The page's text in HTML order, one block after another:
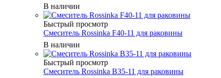
В наличии
Быстрый просмотр
Смеситель Rossinka F40-11 для раковины
В наличии
Быстрый просмотр
Смеситель Rossinka B35-11 для раковины